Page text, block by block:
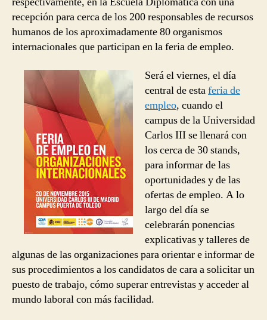
recepción para cerca de los 200 responsables de recursos
humanos de los aproximadamente 80 organismos
internacionales que participan en la feria de empleo.
Será el viernes, el día
central de estaferia de
empleo, cuando el
campus de la Universidad
Carlos III se llenará con
los cerca de 30 stands,
para informar de las
oportunidades y de las
ofertas de empleo. A lo
largo del día se
celebrarán ponencias
explicativas y talleres de
algunas de las organizaciones para orientar e informar de
sus procedimientos a los candidatos de cara a solicitar un
puesto de trabajo, cómo superar entrevistas y acceder al
mundo laboral con más facilidad.